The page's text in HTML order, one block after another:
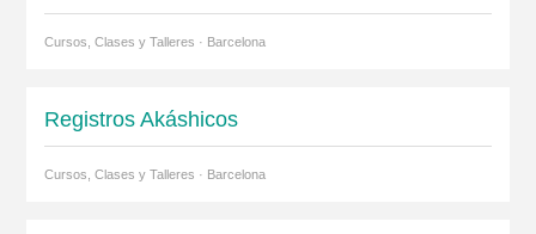
Cursos, Clases y Talleres · Barcelona
Registros Akáshicos
Cursos, Clases y Talleres · Barcelona